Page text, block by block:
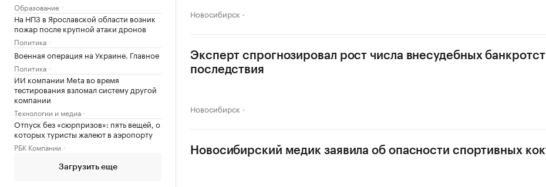
Образование
На НПЗ в Ярославской области возник
пожар после крупной атаки дронов
Политика
Военная операция на Украине. Главное
Политика
ИИ компании Meta во время
тестирования взломал систему другой
компании
Технологии и медиа
Отпуск без «сюрпризов»: пять вещей, о
которых туристы жалеют в аэропорту
РБК Компании
Загрузить еще
Новосибирск
Эксперт спрогнозировал рост числа внесудебных
последствия
Новосибирск
Новосибирский медик заявила об опасности спортивных